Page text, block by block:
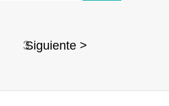
3Siguiente >